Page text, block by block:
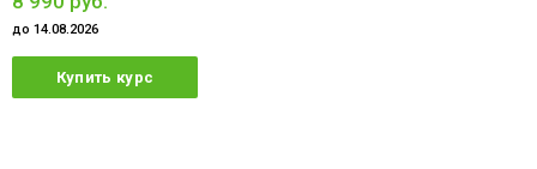
до 14.08.2026
Купить курс